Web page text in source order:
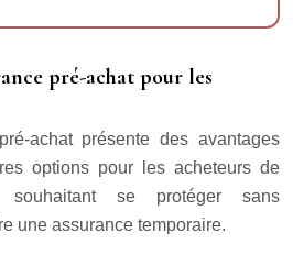
pré-achat pour les
achat présente des avantages
options pour les acheteurs de
souhaitant se protéger sans
une assurance temporaire.